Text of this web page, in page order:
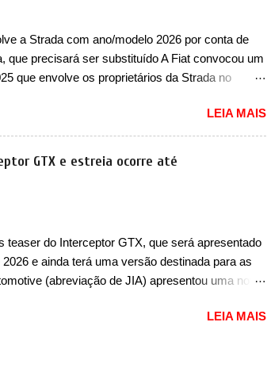
marca já confirmou que o Dune será um carro
será equipado com um motor V10
cerca de 800cv que separou a performance
a Strada com ano/modelo 2026 por conta de
que precisará ser substituído A Fiat convocou um
que envolve os proprietários da Strada no
ano/modelo. A marca fala que as unidades
concessionária para solucionar uma falha no
ser substituído porque pode ter sido produzido
ser solucionado em uma concessionária da
de fabricação da bolsa Airbag lado motorista
a ocorrência de dano físico grave ou até
. O serviço...
LEIA MAIS
GTX e estreia ocorre até
teaser do Interceptor GTX, que será apresentado
e ainda terá uma versão destinada para as
(abreviação de JIA) apresentou uma nova
O granturismo (GT) apareceu em uma novaLEIA MAIS